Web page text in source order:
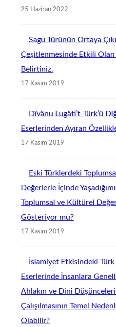
25 Haziran 2022
Sagu Türünün Ortaya
Çeşitlenmesinde Etkili Olan
Belirtiniz.
17 Kasım 2019
Dîvânu Lugâti’t-Türk’ü
Eserlerinden Ayıran
17 Kasım 2019
Eski Türklerdeki
Değerlerle İçinde
Toplumsal ve Kültürel
Gösteriyor mu?
17 Kasım 2019
İslamiyet Etkisindeki Türk
Eserlerinde İnsanlara
Ahlakın ve Dinî
Çalışılmasının Temel
Olabilir?